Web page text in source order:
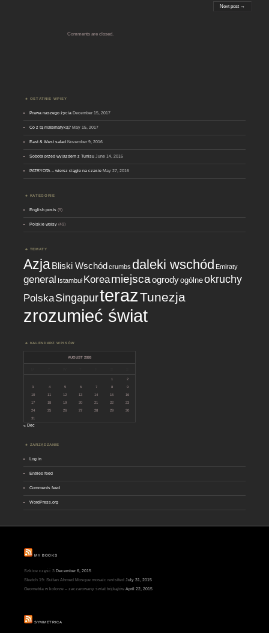
Next post →
Comments are closed.
OSTATNIE WPISY
Prawa naszego życia December 15, 2017
Co z tą matematyką? May 15, 2017
East & West salad November 9, 2016
Sobota przed wyjazdem z Tunisu June 14, 2016
PATRYOTA – wiersz ciągle na czasie May 27, 2016
KATEGORIE
English posts (9)
Polskie wpisy (49)
TEMATY
AzjaBliski Wschódcrumbs daleki wschód Emiraty
general Istambuł Koreamiejscaogrodyogólneokruchy
PolskaSingapurterazTunezja
zrozumieć świat
KALENDARZ WPISÓW
AUGUST 2026
1
2
3
4 5 6 7 8
9
10
11 12 13 14 15
16
17
18 19 20 21 22
23
24
25 26 27 28 29
30
31
« Dec
ZARZĄDZANIE
Log in
Entries feed
Comments feed
WordPress.org
MY BOOKS
Szkice część 3 December 6, 2015
Sketch 19: Sultan Ahmed Mosque mosaic revisited July 31, 2015
Geometria w kolorze – zaczarowany świat trójkątów April 22, 2015
SYMMETRICA